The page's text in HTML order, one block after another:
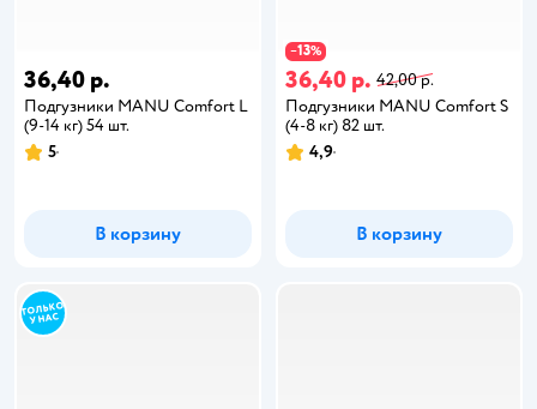
36,40 р.
Подгузники MANU Comfort L
(9-14 кг) 54 шт.
5
В корзину
−13%
36,40 р. 42,00 р.
Подгузники MANU Comfort S
(4-8 кг) 82 шт.
4,9
В корзину